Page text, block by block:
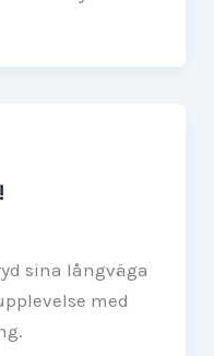
sina långväga
med